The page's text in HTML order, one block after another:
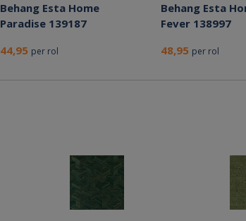
Behang Esta Home
Paradise 139187
44,95 per rol
Behang Esta
Fever 138997
48,95 per rol